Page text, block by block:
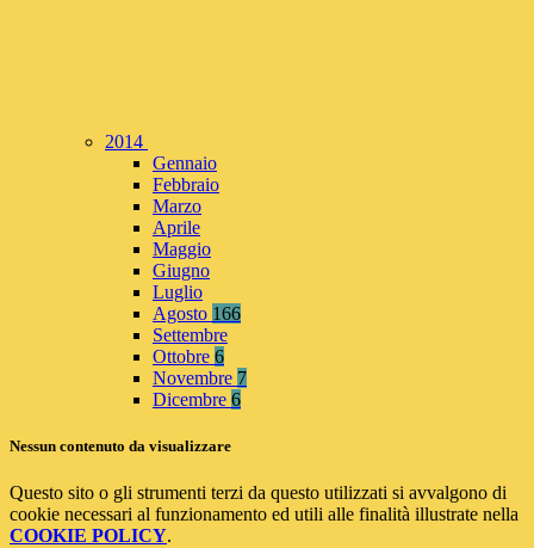
2014
Gennaio
Febbraio
Marzo
Aprile
Maggio
Giugno
Luglio
Agosto 166
Settembre
Ottobre 6
Novembre 7
Dicembre 6
Nessun contenuto da visualizzare
Questo sito o gli strumenti terzi da questo utilizzati si avvalgono di
cookie necessari al funzionamento ed utili alle finalità illustrate nella
COOKIE POLICY.